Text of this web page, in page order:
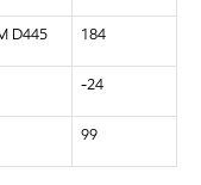
D445 184
-24
99